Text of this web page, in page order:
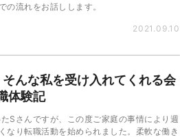
の流れをお話しします。
2021.09.10
んな私を受け入れてくれる会
体験記
Sさんですが、この度ご家庭の事情により週
なり転職活動を始められました。柔軟な働き